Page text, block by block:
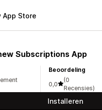
App Store
Subscriptions App
Beoordeling
0,0
(0
Recensies)
Installeren